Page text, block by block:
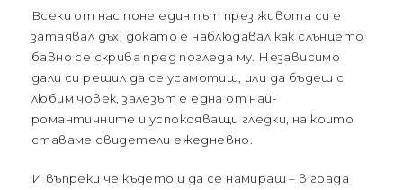
Всеки от нас поне един път през живота си е
затаявал дъх, докато е наблюдавал как слънцето
бавно се скрива пред погледа му. Независимо
дали си решил да се усамотиш, или да бъдеш с
любим човек, залезът е една от най-
романтичните и успокояващи гледки, на които
ставаме свидетели ежедневно.
И въпреки че където и да се намираш – в града